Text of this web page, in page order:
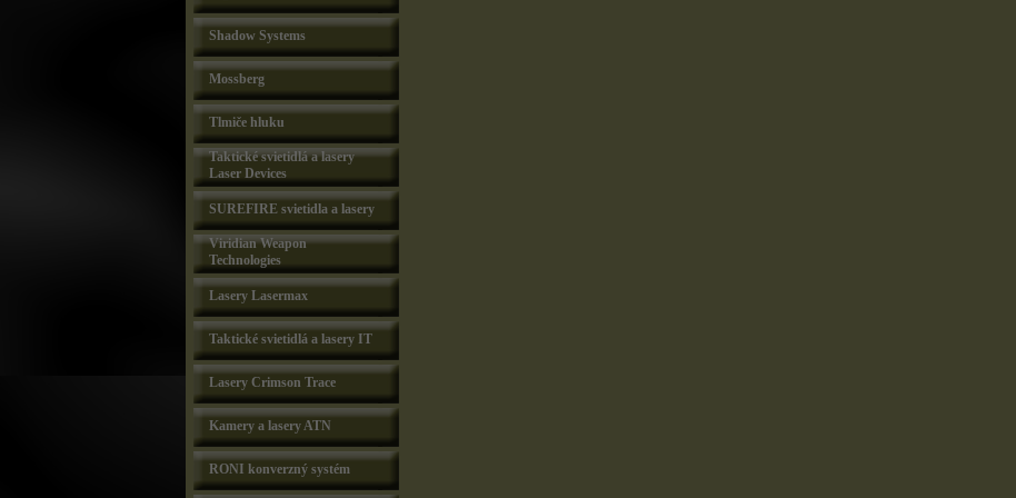
Shadow Systems
Mossberg
Tlmiče hluku
Taktické svietidlá a lasery
Laser Devices
SUREFIRE svietidla a lasery
Viridian Weapon
Technologies
Lasery Lasermax
Taktické svietidlá a lasery IT
Lasery Crimson Trace
Kamery a lasery ATN
RONI konverzný systém